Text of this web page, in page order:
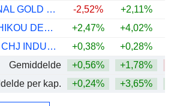
CHINA NATIONAL GOLD GROUP GOLD JEWELLERY CO.,LTD.
-2,52% +2,11%
BEIJING CAISHIKOU DEPARTMENT STORE CO.,LTD.
+2,47% +4,02%
GUANGDONG CHJ INDUSTRY CO.,LTD.
+0,38% +0,28%
Gemiddelde
+0,56% +1,78%
per kap.
+0,24% +3,65%